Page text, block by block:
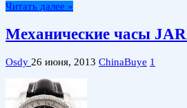
Читать далее »
Механические часы
Osdy 26 июня, 2013 ChinaBuye 1